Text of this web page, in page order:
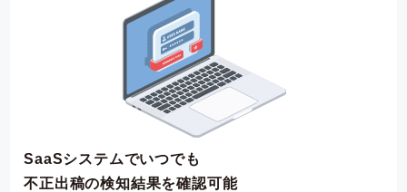
SaaSシステムでいつでも
不正出稿の検知結果を確認可能